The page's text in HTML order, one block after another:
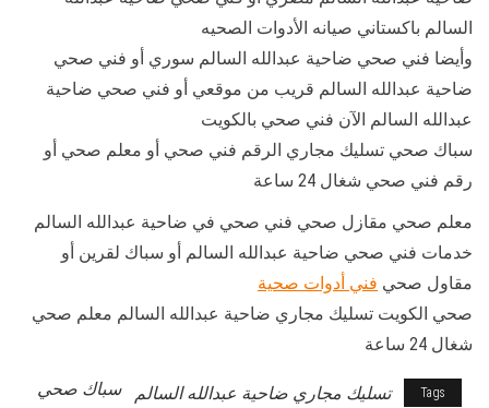
السالم باكستاني صيانه الأدوات الصحيه
وأيضا فني صحي ضاحية عبدالله السالم سوري أو فني صحي
ضاحية عبدالله السالم قريب من موقعي أو فني صحي ضاحية
عبدالله السالم الآن فني صحي بالكويت
سباك صحي تسليك مجاري الرقم فني صحي أو معلم صحي أو
رقم فني صحي شغال 24 ساعة
معلم صحي مقازل صحي فني صحي في ضاحية عبدالله السالم
خدمات فني صحي ضاحية عبدالله السالم أو سباك لقرين أو
مقاول صحي فني أدوات صحية
صحي الكويت تسليك مجاري ضاحية عبدالله السالم معلم صحي
شغال 24 ساعة
Tags تسليك مجاري ضاحية عبدالله السالم
سباك صحي